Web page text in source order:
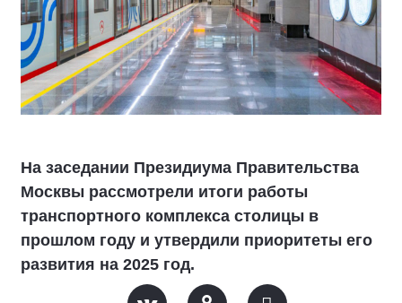
На заседании Президиума Правительства
Москвы рассмотрели итоги работы
транспортного комплекса столицы в
прошлом году и утвердили приоритеты его
развития на 2025 год.